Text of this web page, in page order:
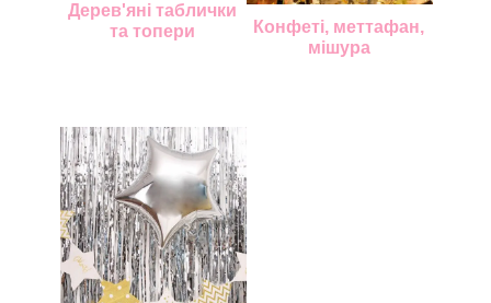
Дерев'яні таблички
та топери
Конфеті, меттафан,
мішура